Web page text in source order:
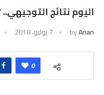
اليوم نتائج
byAnan 7 يوليو، 2018
0